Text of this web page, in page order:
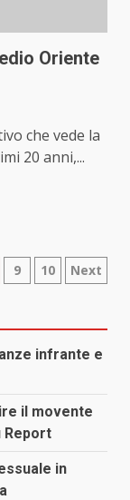
Oriente
che vede la
20 anni,...
9 10 Next
infrante e
il movente
Report
in